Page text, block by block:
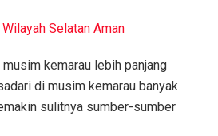
Selatan Aman
kemarau lebih panjang
di musim kemarau banyak
sulitnya sumber-sumber